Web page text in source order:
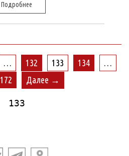
Подробнее
… 132 133 134
…
172 Далее →
133